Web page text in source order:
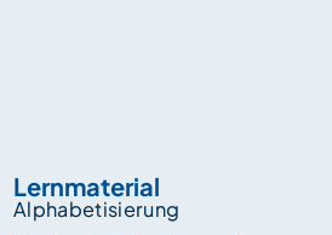
Lernmaterial
Alphabetisierung